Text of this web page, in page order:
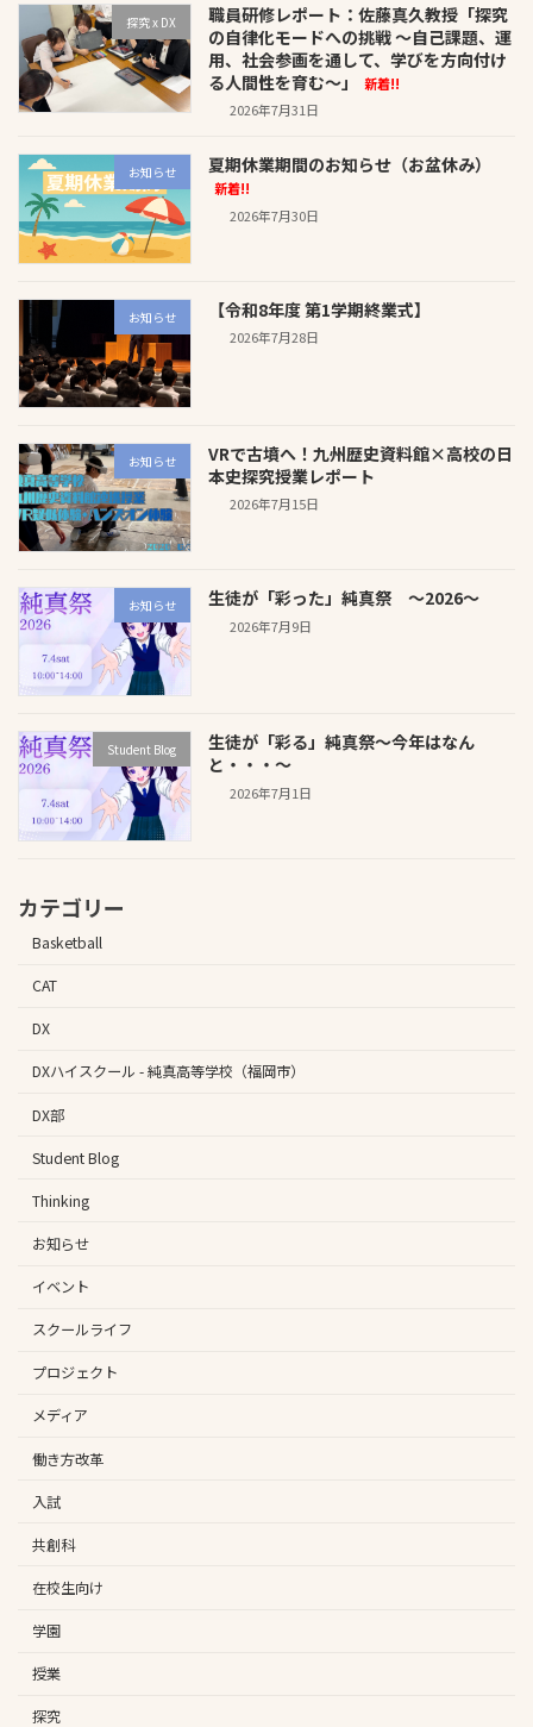
探究 x DX
職員研修レポート：佐藤真久教授「探究
の自律化モードへの挑戦 〜自己課題、運
用、社会参画を通して、学びを方向付け
る人間性を育む〜」
新着!!
2026年7月31日
お知らせ 夏期休業期間のお知らせ（お盆休み）
新着!!
2026年7月30日
お知らせ 【令和8年度 第1学期終業式】
2026年7月28日
お知らせ
VRで古墳へ！九州歴史資料館×高校の日
本史探究授業レポート
2026年7月15日
お知らせ 生徒が「彩った」純真祭 ～2026～
2026年7月9日
Student Blog
生徒が「彩る」純真祭～今年はなん
と・・・～
2026年7月1日
カテゴリー
Basketball
CAT
DX
DXハイスクール - 純真高等学校（福岡市）
DX部
Student Blog
Thinking
お知らせ
イベント
スクールライフ
プロジェクト
メディア
働き方改革
入試
共創科
在校生向け
学園
授業
探究